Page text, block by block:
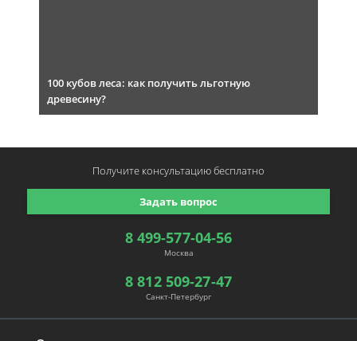
100 кубов леса: как получить льготную
древесину?
8 499-577-04-56
Москва
8 812 509-27-47
Санкт-Петербург
Задать вопрос
Получите консультациюбесплатно